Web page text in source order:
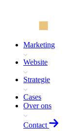
Marketing
Website
Strategie
Cases
Over ons
Contact